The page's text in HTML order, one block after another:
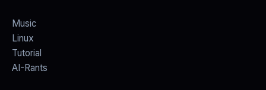
Music
Linux
Tutorial
AI-Rants